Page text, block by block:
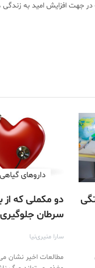
جهت افزایش امید به
داروهای
دو مکملی که از
سرطان
سارا منیری‌نیا
مطالعات اخیر نشان